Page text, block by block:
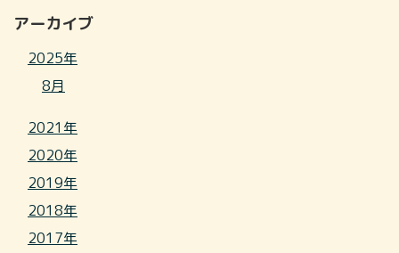
アーカイブ
2025年
8月
2021年
2020年
2019年
2018年
2017年